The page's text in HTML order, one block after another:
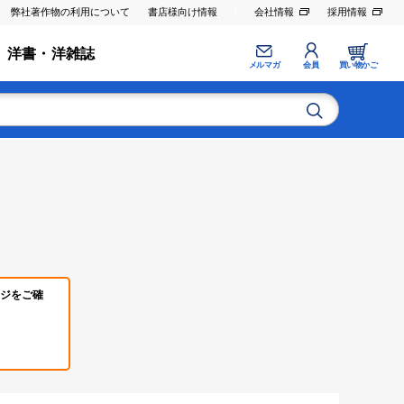
弊社著作物の利用について 書店様向け情報 会社情報 採用情報
洋書・洋雑誌
メルマガ 会員 買い物かご
をご確